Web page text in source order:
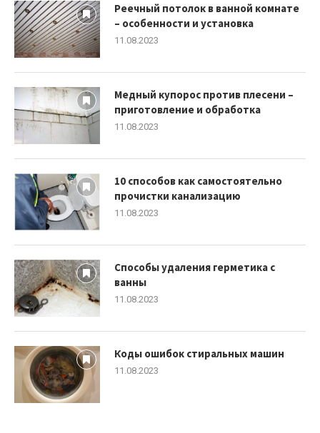
Реечный потолок в ванной комнате
– особенности и установка
11.08.2023
Медный купорос против плесени –
приготовление и обработка
11.08.2023
10 способов как самостоятельно
прочистки канализацию
11.08.2023
Способы удаления герметика с
ванны
11.08.2023
Коды ошибок стиральных машин
11.08.2023